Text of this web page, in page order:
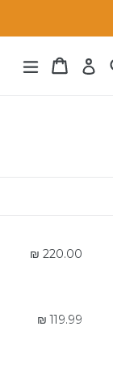
עגלה
עגלה
220.00 ₪
מחיר
119.99 ₪